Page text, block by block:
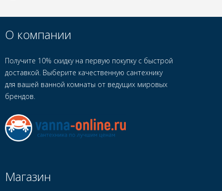
О компании
Получите 10% скидку на первую покупку с быстрой
доставкой. Выберите качественную сантехнику
для вашей ванной комнаты от ведущих мировых
брендов.
Магазин